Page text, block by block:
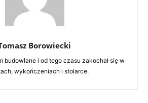
Borowiecki
budowlane i od tego czasu zakochał się w
wykończeniach i stolarce.